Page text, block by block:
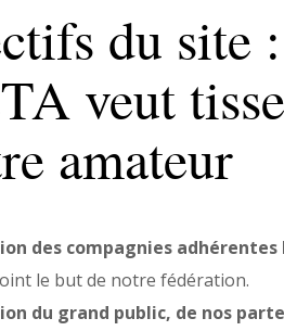
du site
veut
amateur
des compagnies adhérentes
le but de notre fédération.
du grand public, de nos